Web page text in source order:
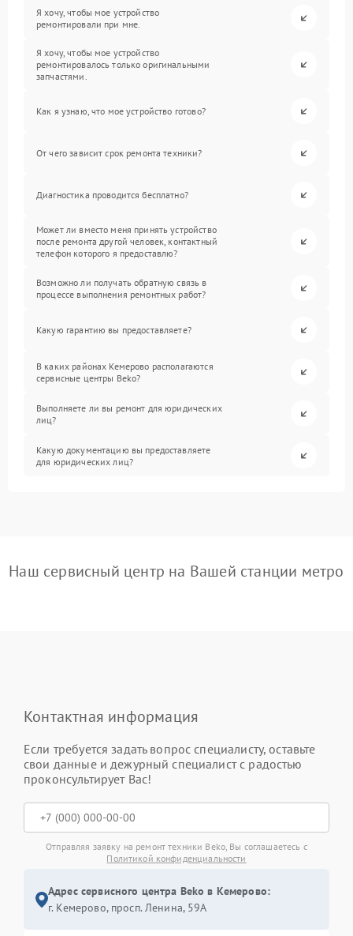
Я хочу, чтобы мое устройство
ремонтировали при мне.
Я хочу, чтобы мое устройство
ремонтировалось только оригинальными
запчастями.
Как я узнаю, что мое устройство готово?
От чего зависит срок ремонта техники?
Диагностика проводится бесплатно?
Может ли вместо меня принять устройство
после ремонта другой человек, контактный
телефон которого я предоставлю?
Возможно ли получать обратную связь в
процессе выполнения ремонтных работ?
Какую гарантию вы предоставляете?
В каких районах Кемерово располагаются
сервисные центры Beko?
Выполняете ли вы ремонт для юридических
лиц?
Какую документацию вы предоставляете
для юридических лиц?
Наш сервисный центр на Вашей станции метро
Контактная информация
Если требуется задать вопрос специалисту, оставьте
свои данные и дежурный специалист с радостью
проконсультирует Вас!
Отправляя заявку на ремонт техники Beko, Вы соглашаетесь с
Политикой конфиденциальности
Адрес сервисного центра Beko в Кемерово:
г. Кемерово, просп. Ленина, 59А